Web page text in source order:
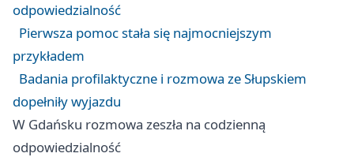
odpowiedzialność
Pierwsza pomoc stała się najmocniejszym
przykładem
Badania profilaktyczne i rozmowa ze Słupskiem
dopełniły wyjazdu
W Gdańsku rozmowa zeszła na codzienną
odpowiedzialność